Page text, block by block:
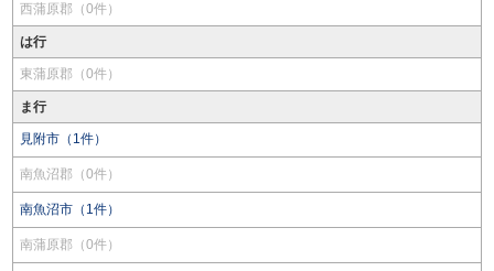
西蒲原郡（0件）
は行
東蒲原郡（0件）
ま行
見附市（1件）
南魚沼郡（0件）
南魚沼市（1件）
南蒲原郡（0件）